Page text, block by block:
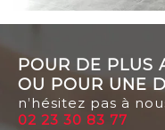
POUR DE PLUS
OU POUR UNE
n’hésitez pas à
02 23 30 83 77